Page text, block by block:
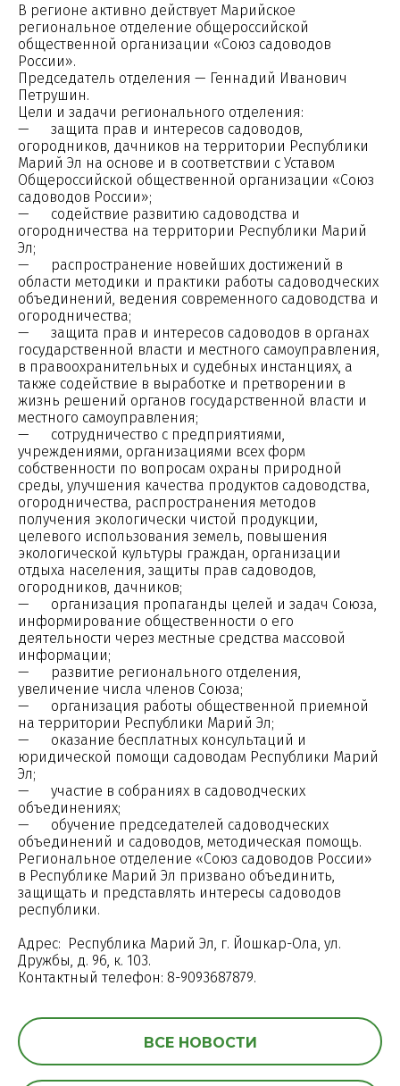
В регионе активно действует Марийское
региональное отделение общероссийской
общественной организации «Союз садоводов
России».
Председатель отделения — Геннадий Иванович
Петрушин.
Цели и задачи регионального отделения:
— защита прав и интересов садоводов,
огородников, дачников на территории Республики
Марий Эл на основе и в соответствии с Уставом
Общероссийской общественной организации «Союз
садоводов России»;
— содействие развитию садоводства и
огородничества на территории Республики Марий
Эл;
— распространение новейших достижений в
области методики и практики работы садоводческих
объединений, ведения современного садоводства и
огородничества;
— защита прав и интересов садоводов в органах
государственной власти и местного самоуправления,
в правоохранительных и судебных инстанциях, а
также содействие в выработке и претворении в
жизнь решений органов государственной власти и
местного самоуправления;
— сотрудничество с предприятиями,
учреждениями, организациями всех форм
собственности по вопросам охраны природной
среды, улучшения качества продуктов садоводства,
огородничества, распространения методов
получения экологически чистой продукции,
целевого использования земель, повышения
экологической культуры граждан, организации
отдыха населения, защиты прав садоводов,
огородников, дачников;
— организация пропаганды целей и задач Союза,
информирование общественности о его
деятельности через местные средства массовой
информации;
— развитие регионального отделения,
увеличение числа членов Союза;
— организация работы общественной приемной
на территории Республики Марий Эл;
— оказание бесплатных консультаций и
юридической помощи садоводам Республики Марий
Эл;
— участие в собраниях в садоводческих
объединениях;
— обучение председателей садоводческих
объединений и садоводов, методическая помощь.
Региональное отделение «Союз садоводов России»
в Республике Марий Эл призвано объединить,
защищать и представлять интересы садоводов
республики.
Адрес: Республика Марий Эл, г. Йошкар-Ола, ул.
Дружбы, д. 96, к. 103.
Контактный телефон: 8-9093687879.
ВСЕ НОВОСТИ